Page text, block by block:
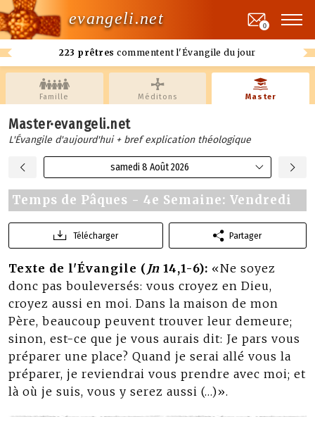
evangeli.net
223 prêtres commentent l'Évangile du jour
0
Famille Méditons Master
Master·evangeli.net
L'Évangile d'aujourd'hui + bref explication théologique
samedi 8 Août 2026
Temps de Pâques - 4e Semaine: Vendredi
Télécharger Partager
Texte de l'Évangile ( Jn 14,1-6): «Ne soyez
donc pas bouleversés: vous croyez en Dieu,
croyez aussi en moi. Dans la maison de mon
Père, beaucoup peuvent trouver leur demeure;
sinon, est-ce que je vous aurais dit: Je pars vous
préparer une place? Quand je serai allé vous la
préparer, je reviendrai vous prendre avec moi; et
là où je suis, vous y serez aussi (…)».